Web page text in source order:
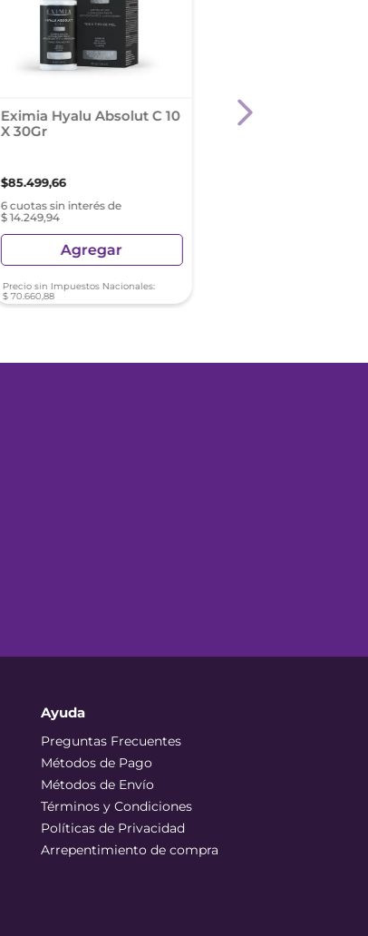
Eximia Hyalu Absolut C 10
X 30Gr
$85.499,66
6 cuotas sin interés de
$ 14.249,94
Agregar
Precio sin Impuestos Nacionales:
$ 70.660,88
Eucerin Hyaluron-
Elasticity Crema
Ayuda
Preguntas Frecuentes
Métodos de Pago
Métodos de Envío
Términos y Condiciones
Políticas de Privacidad
Arrepentimiento de compra